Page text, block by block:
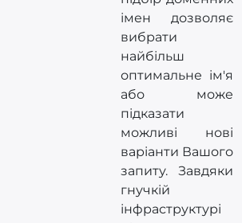
імен дозволяє
вибрати
найбільш
оптимальне ім'я
або може
підказати
можливі нові
варіанти Вашого
запиту. Завдяки
гнучкій
інфраструктурі